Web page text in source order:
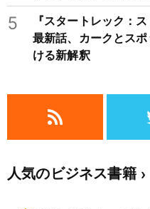
5
『スタートレック：
最新話、カークとス
ける新解釈
人気のビジネス書籍